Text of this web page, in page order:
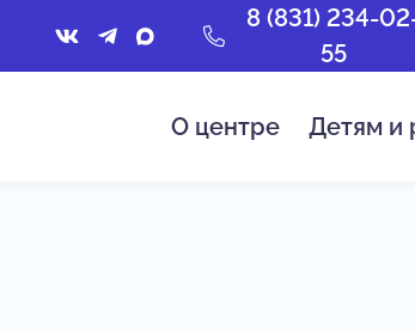
8 (831) 234-
55
О центре Детям и